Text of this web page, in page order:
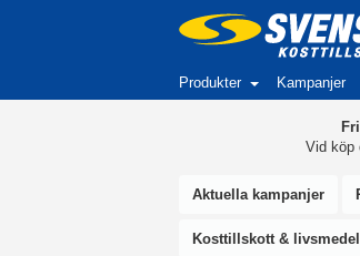
Produkter Kampanjer
Vid köp
Aktuella kampanjer
Kosttillskott &